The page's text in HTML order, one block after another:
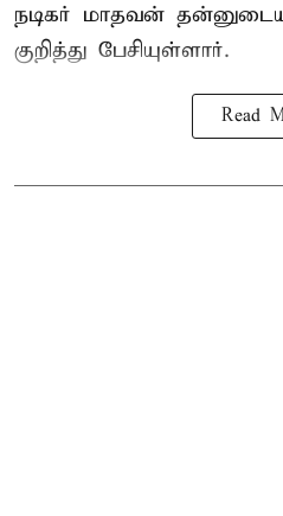
நடிகர் மாதவன்
குறித்து பேசியுள்ளார்.
Read